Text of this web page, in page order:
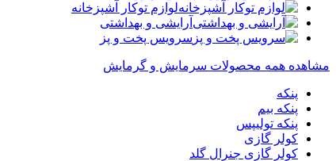
لوازم توکار آشپزخانه
آرایشی و بهداشتی
سرویس پخت و پز
مشاهده همه محصولات سرمایش و گرمایش
پنکه
پنکه بیم
پنکه تولیپس
کولر گازی
کولر گازی جنرال گلد